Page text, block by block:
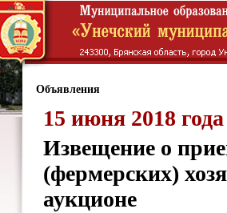
Объявления
15 июня 2018 года
Извещение о
(фермерских)
аукционе